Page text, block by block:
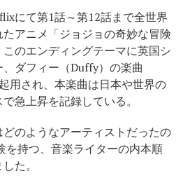
にて第1話～第12話まで全世界
アニメ「ジョジョの奇妙な冒険
のエンディングテーマに英国シ
ダフィー（Duffy）の楽曲
用され、本楽曲は日本や世界の
急上昇を記録している。
のようなアーティストだったの
を持つ、音楽ライターの内本順
た。